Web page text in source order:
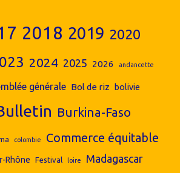
2018 2019 2020
2024 2025 2026 andancette
générale Bol de riz bolivie
Burkina-Faso
colombie Commerce équitable
Rhône Festival loire Madagascar